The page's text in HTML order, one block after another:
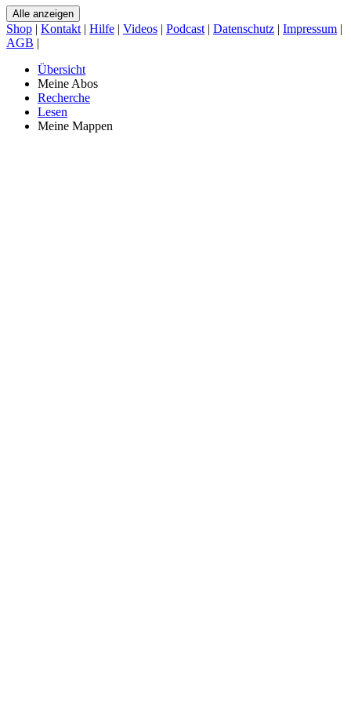
Alle anzeigen
Shop | Kontakt | Hilfe | Videos | Podcast | Datenschutz | Impressum |
AGB |
Übersicht
Meine Abos
Recherche
Lesen
Meine Mappen